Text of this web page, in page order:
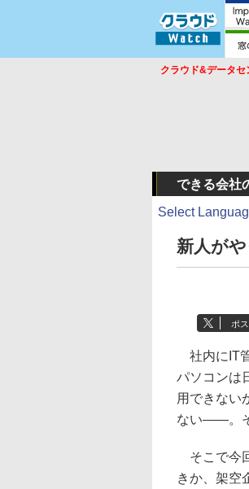
クラウド&データセ
できる会社
Select
新人が
ポ
社内にIT
パソコンは
用できない
ない――。そ
そこで今
きか、架空